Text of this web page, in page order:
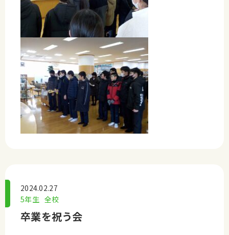
2024.02.27
5年生 全校
卒業を祝う会